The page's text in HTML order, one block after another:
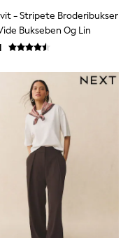
- Stripete Broderibukser
Bukseben Og Lin